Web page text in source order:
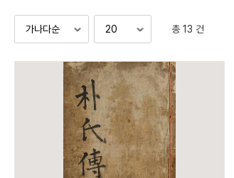
검색 연산자 사용안내
연산자
AND 정조 AND 정약용
총 13 건